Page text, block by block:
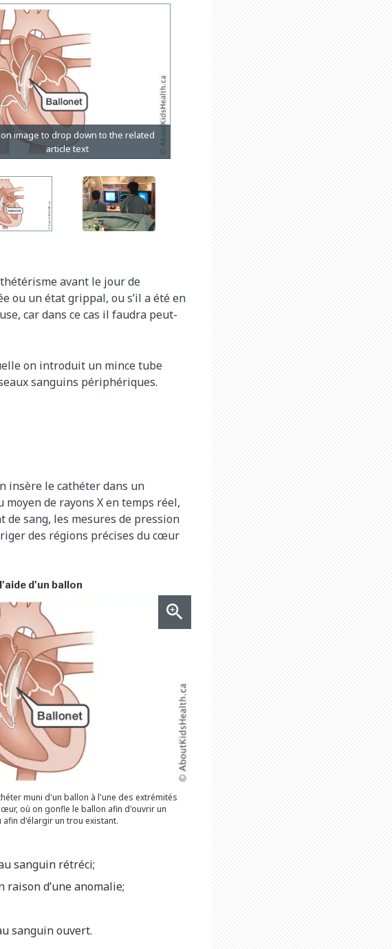
avant le jour de
ou un état grippal, ou s’il a été en
car dans ce cas il faudra peut-
on introduit un mince tube
sanguins périphériques.
insère le cathéter dans un
de rayons X en temps réel,
sang, les mesures de pression
des régions précises du cœur
d'un ballon
muni d'un ballon à l'une des extrémités
où on gonfle le ballon afin d'ouvrir un
d'élargir un trou existant.
sanguin rétréci;
d’une anomalie;
sanguin ouvert.